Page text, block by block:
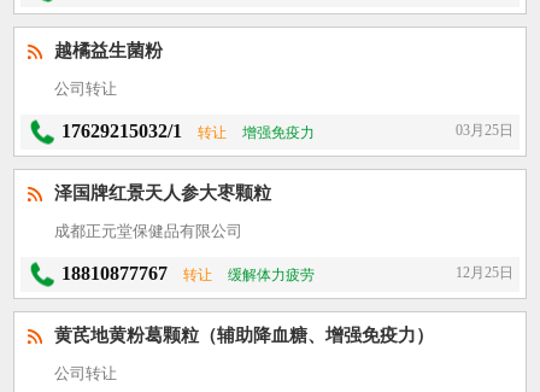
越橘益生菌粉
公司转让
17629215032/1 转让 增强免疫力 03月25日
泽国牌红景天人参大枣颗粒
成都正元堂保健品有限公司
18810877767 转让 缓解体力疲劳 12月25日
黄芪地黄粉葛颗粒（辅助降血糖、增强免疫力）
公司转让